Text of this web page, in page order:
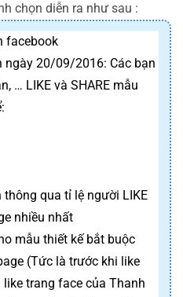
chọn diễn ra như sau :
facebook
20/09/2016: Các bạn
… LIKE và SHARE mẫu
qua tỉ lệ người LIKE
nhiều nhất
mẫu thiết kế bắt buộc
(Tức là trước khi like
trang face của Thanh